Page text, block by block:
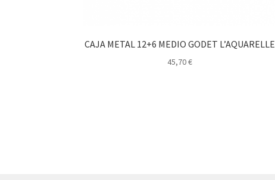
CAJA METAL 12+6 MEDIO GODET L’AQUARELLE
45,70€